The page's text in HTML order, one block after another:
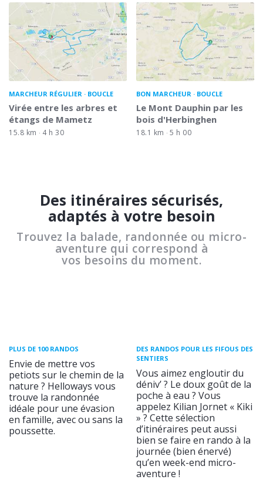
MARCHEUR RÉGULIER BOUCLE
Virée entre les arbres et
étangs de Mametz
15.8 km 4 h 30
BON MARCHEUR BOUCLE
Le Mont Dauphin par les
bois d'Herbinghen
18.1 km 5 h 00
Des itinéraires sécurisés,
adaptés à votre besoin
Trouvez la balade, randonnée ou micro-
aventure qui correspond à
vos besoins du moment.
PLUS DE 100 RANDOS
Envie de mettre vos
petiots sur le chemin de la
nature ? Helloways vous
trouve la randonnée
idéale pour une évasion
en famille, avec ou sans la
poussette.
DES RANDOS POUR LES FIFOUS DES
SENTIERS
Vous aimez engloutir du
déniv’ ? Le doux goût de la
poche à eau ? Vous
appelez Kilian Jornet « Kiki
» ? Cette sélection
d’itinéraires peut aussi
bien se faire en rando à la
journée (bien énervé)
qu’en week-end micro-
aventure !